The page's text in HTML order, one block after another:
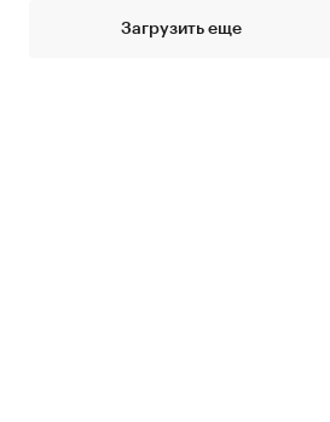
Загрузить еще